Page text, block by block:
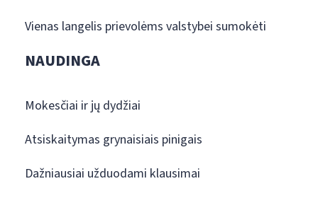
Vienas langelis prievolėms valstybei sumokėti
NAUDINGA
Mokesčiai ir jų dydžiai
Atsiskaitymas grynaisiais pinigais
Dažniausiai užduodami klausimai